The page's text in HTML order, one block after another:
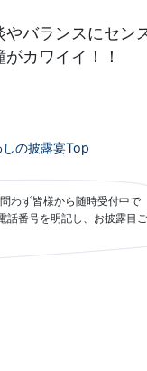
バランスにセン
カワイイ！！
の披露宴Top
わず皆様から随時受付中で
話番号を明記し、お披露目ご